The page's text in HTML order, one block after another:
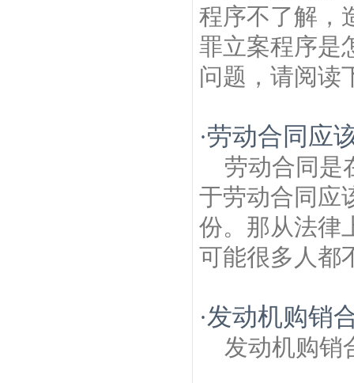
程序不了解，
罪立案程序是
问题，请阅读
·劳动合同应
劳动合同是
于劳动合同应
份。那从法律
可能很多人都
·发动机购销
发动机购销